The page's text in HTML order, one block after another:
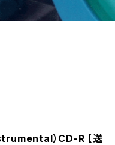
）CD-R 【送